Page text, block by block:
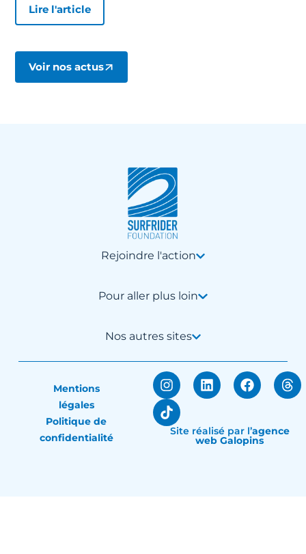
Lire l'article
Voir nos actus
Rejoindre l'action
Pour aller plus loin
Nos autres sites
Mentions
légales
Politique de
confidentialité
Site réalisé par l’agence
web Galopins